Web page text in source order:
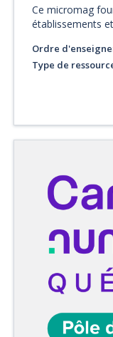
Ce micromag
établissements
Ordre
Type de